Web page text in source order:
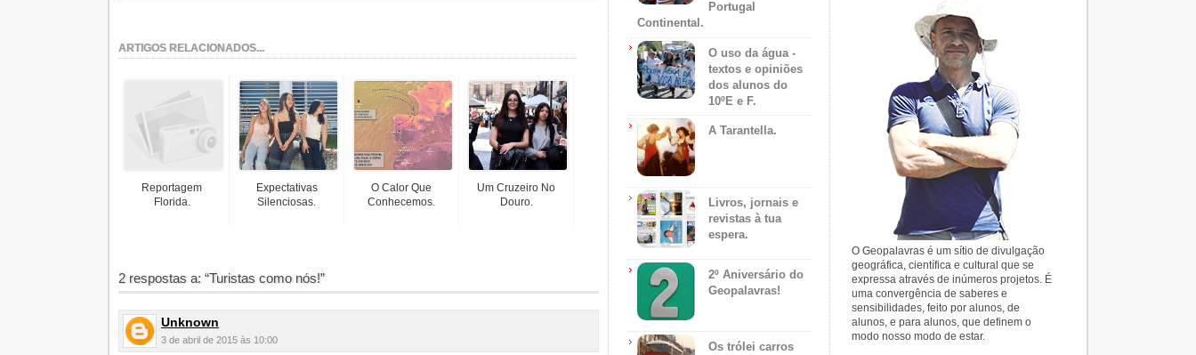
ARTIGOS RELACIONADOS...
Reportagem
Florida.
Expectativas
Silenciosas.
O Calor Que
Conhecemos.
Um Cruzeiro No
Douro.
2 respostas a: “Turistas como nós!”
Unknown
3 de abril de 2015 às 10:00
Portugal
Continental.
O uso da água -
textos e opiniões
dos alunos do
10ºE e F.
A Tarantella.
Livros, jornais e
revistas à tua
espera.
2º Aniversário do
Geopalavras!
Os trólei carros
O Geopalavras é um sítio de divulgação
geográfica, científica e cultural que se
expressa através de inúmeros projetos. É
uma convergência de saberes e
sensibilidades, feito por alunos, de
alunos, e para alunos, que definem o
modo nosso modo de estar.